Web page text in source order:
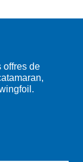
offres de